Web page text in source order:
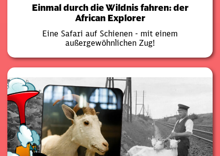
Einmal durch die Wildnis fahren: der
African Explorer
Eine Safari auf Schienen - mit einem
außergewöhnlichen Zug!